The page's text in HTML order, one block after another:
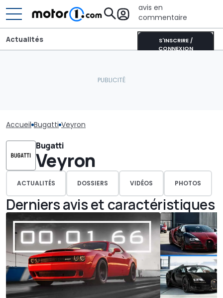
avis en
commentaire
S'INSCRIRE /
CONNEXION
Actualités
Accueil Bugatti Veyron
Bugatti
Veyron
ACTUALITÉS DOSSIERS VIDÉOS PHOTOS
Derniers avis et caractéristiques